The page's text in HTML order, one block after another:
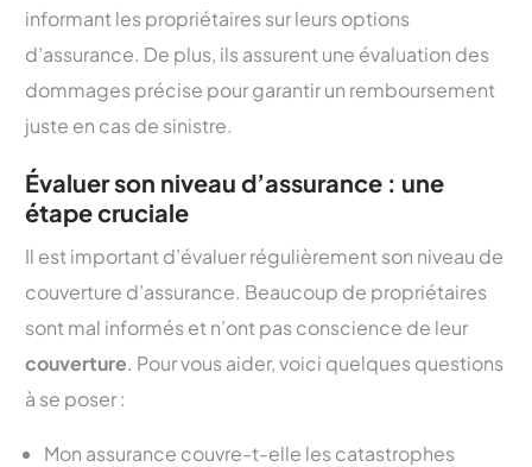
informant les propriétaires sur leurs options
d’assurance. De plus, ils assurent une évaluation des
dommages précise pour garantir un remboursement
juste en cas de sinistre.
Évaluer son niveau d’assurance : une
étape cruciale
Il est important d’évaluer régulièrement son niveau de
couverture d’assurance. Beaucoup de propriétaires
sont mal informés et n’ont pas conscience de leur
couverture. Pour vous aider, voici quelques questions
à se poser :
Mon assurance couvre-t-elle les catastrophes